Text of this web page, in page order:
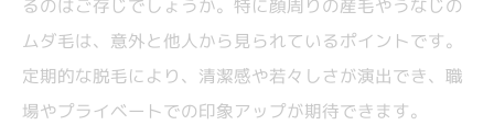
医療脱毛とサロン脱毛の違いを押さえた選
択
脱毛選びで後悔しないための注意点を解説
るのはご存じでしょうか。特に顔周りの産毛やうなじの
ムダ毛は、意外と他人から見られているポイントです。
定期的な脱毛により、清潔感や若々しさが演出でき、職
場やプライベートでの印象アップが期待できます。